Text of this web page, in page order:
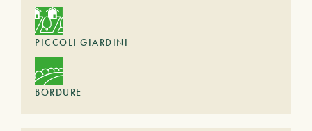
PICCOLI GIARDINI
BORDURE